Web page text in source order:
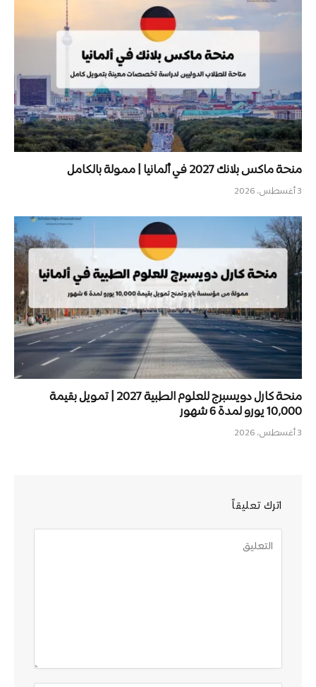
منحة ماكس بلانك 2027 في ألمانيا | ممولة بالكامل
3 أغسطس، 2026
منحة كارل دويسبرج للعلوم الطبية 2027 | تمويل بقيمة
10,000 يورو لمدة 6 شهور
3 أغسطس، 2026
اترك تعليقاً